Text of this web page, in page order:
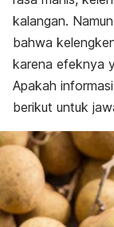
kalangan.
bahwa
karena efeknya
Apakah
berikut untuk